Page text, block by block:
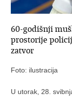
60-godišnji
prostorije
zatvor
Foto: ilustracija
U utorak, 28.